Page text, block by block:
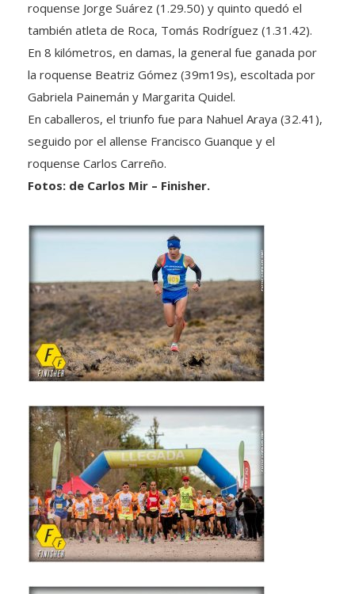
también atleta de Roca, Tomás Rodríguez (1.31.42).
En 8 kilómetros, en damas, la general fue ganada por
la roquense Beatriz Gómez (39m19s), escoltada por
Gabriela Painemán y Margarita Quidel.
En caballeros, el triunfo fue para Nahuel Araya (32.41),
seguido por el allense Francisco Guanque y el
roquense Carlos Carreño.
Fotos: de Carlos Mir – Finisher.